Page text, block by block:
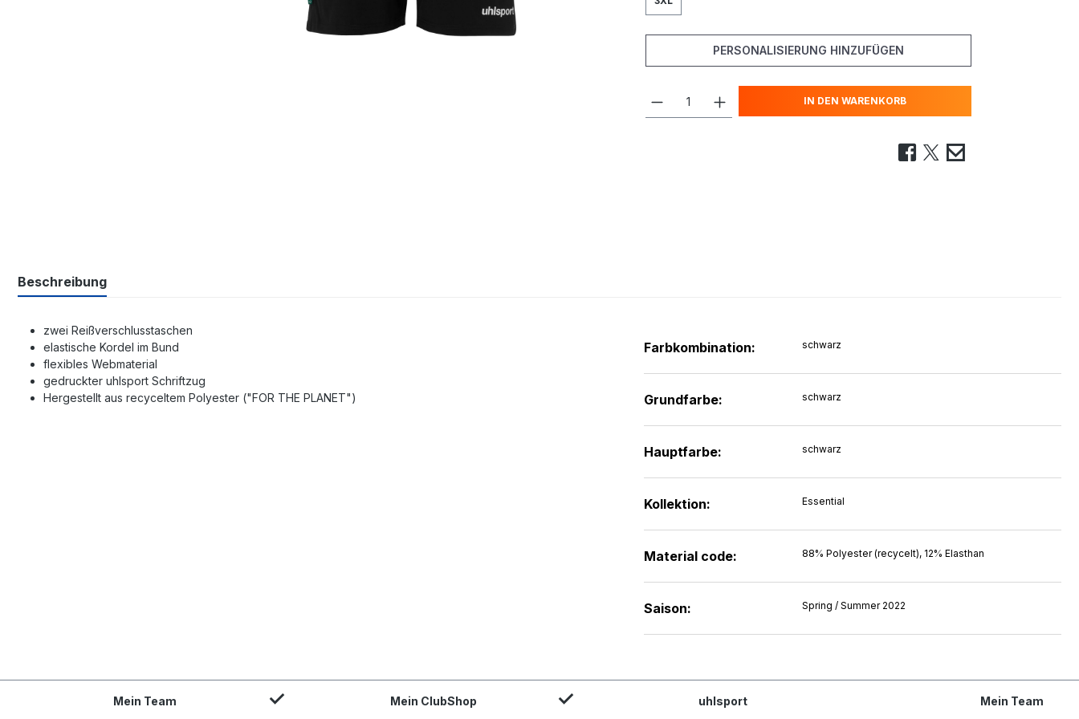
PERSONALISIERUNG HINZUFÜGEN
IN DEN WARENKORB
Beschreibung
zwei Reißverschlusstaschen
elastische Kordel im Bund
flexibles Webmaterial
gedruckter uhlsport Schriftzug
Hergestellt aus recyceltem Polyester ("FOR THE PLANET")
Farbkombination: schwarz
Grundfarbe: schwarz
Hauptfarbe: schwarz
Kollektion: Essential
Material code: 88% Polyester (recycelt), 12% Elasthan
Saison: Spring / Summer 2022
Mein Team Mein ClubShop uhlsport Mein Team